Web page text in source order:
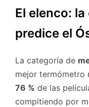
El elenco:
predice el
La categoría de
mejor termómetro
76 % de las
compitiendo por